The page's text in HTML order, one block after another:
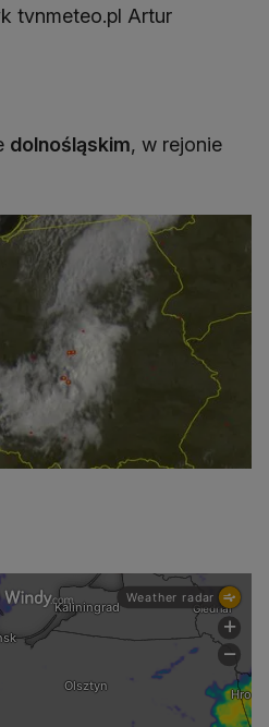
tvnmeteo.pl Artur
dolnośląskim, w rejonie